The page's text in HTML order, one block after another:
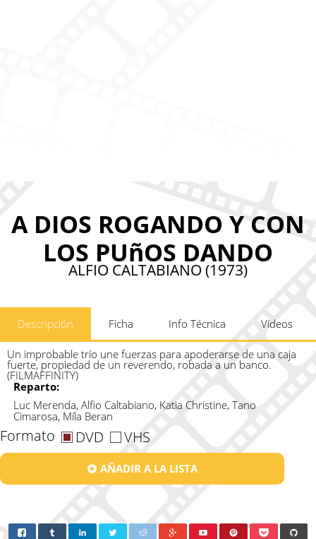
A DIOS ROGANDO Y CON
LOS PUñOS DANDO
ALFIO CALTABIANO (1973)
Descripción Ficha Info Técnica Vídeos
Un improbable trío une fuerzas para apoderarse de una caja
fuerte, propiedad de un reverendo, robada a un banco.
(FILMAFFINITY)
Reparto:
Luc Merenda, Alfio Caltabiano, Katia Christine, Tano
Cimarosa, Míla Beran
Formato DVD VHS
AÑADIR A LA LISTA